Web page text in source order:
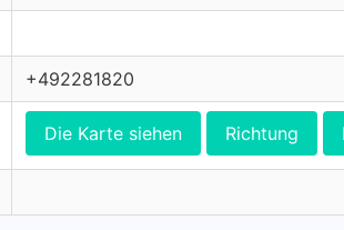
+492281820
Die Karte siehen Richtung